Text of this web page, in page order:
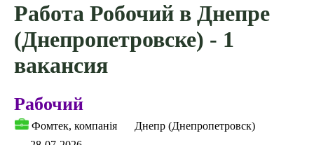
Работа Робочий в Днепре
(Днепропетровске) - 1
вакансия
Рабочий
Фомтек, компанія
Днепр (Днепропетровск)